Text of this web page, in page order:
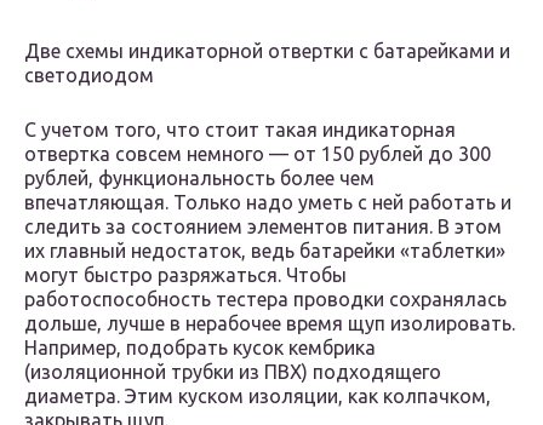
Две схемы индикаторной отвертки с батарейками и
светодиодом
С учетом того, что стоит такая индикаторная
отвертка совсем немного — от 150 рублей до 300
рублей, функциональность более чем
впечатляющая. Только надо уметь с ней работать и
следить за состоянием элементов питания. В этом
их главный недостаток, ведь батарейки «таблетки»
могут быстро разряжаться. Чтобы
работоспособность тестера проводки сохранялась
дольше, лучше в нерабочее время щуп изолировать.
Например, подобрать кусок кембрика
(изоляционной трубки из ПВХ) подходящего
диаметра. Этим куском изоляции, как колпачком,
закрывать щуп.